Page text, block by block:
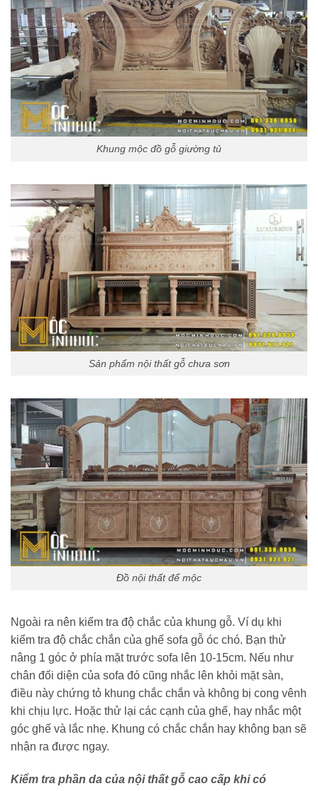
Khung mộc đồ gỗ giường tủ
Sản phẩm nội thất gỗ chưa sơn
Đồ nội thất để mộc
Ngoài ra nên kiểm tra độ chắc của khung gỗ. Ví dụ khi
kiểm tra độ chắc chắn của ghế sofa gỗ óc chó. Bạn thử
nâng 1 góc ở phía mặt trước sofa lên 10-15cm. Nếu như
chân đối diện của sofa đó cũng nhắc lên khỏi mặt sàn,
điều này chứng tỏ khung chắc chắn và không bị cong vênh
khi chịu lực. Hoặc thử lại các cạnh của ghế, hay nhắc một
góc ghế và lắc nhẹ. Khung có chắc chắn hay không bạn sẽ
nhận ra được ngay.
Kiểm tra phần da của nội thất gỗ cao cấp khi có